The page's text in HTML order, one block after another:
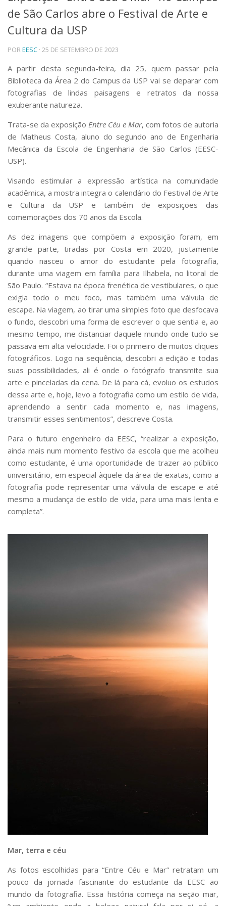
Telefones e Mapas
Pessoas
Ensino
Graduação
Educação a distância
Cursos de Extensão
Pesquisa e Inovação
Centros, Núcleos e Projetos em Rede
Pós-doutorado
Iniciação Científica
Transferência de Tecnologia
Extensão à Comunidade
Projetos, Programas e Cursos
Artes, Cultura e Esportes
Museus e Espaços Interativos
Bibliotecas
Apoio ao Estudante
RH, Administrativo e Financeiro
Outros serviços
Comunicação
Assessorias e Mídias
Aplicativos e Sites
Jornal da USP
Agenda de Eventos
Defesa de Teses
de São Carlos abre o Festival de Arte e
Cultura da USP
POREESC · 25 DE SETEMBRO DE 2023
A partir desta segunda-feira, dia 25, quem passar pela
Biblioteca da Área 2 do Campus da USP vai se deparar com
fotografias de lindas paisagens e retratos da nossa
exuberante natureza.
Trata-se da exposição Entre Céu e Mar, com fotos de autoria
de Matheus Costa, aluno do segundo ano de Engenharia
Mecânica da Escola de Engenharia de São Carlos (EESC-
USP).
Visando estimular a expressão artística na comunidade
acadêmica, a mostra integra o calendário do Festival de Arte
e Cultura da USP e também de exposições das
comemorações dos 70 anos da Escola.
As dez imagens que compõem a exposição foram, em
grande parte, tiradas por Costa em 2020, justamente
quando nasceu o amor do estudante pela fotografia,
durante uma viagem em família para Ilhabela, no litoral de
São Paulo. “Estava na época frenética de vestibulares, o que
exigia todo o meu foco, mas também uma válvula de
escape. Na viagem, ao tirar uma simples foto que desfocava
o fundo, descobri uma forma de escrever o que sentia e, ao
mesmo tempo, me distanciar daquele mundo onde tudo se
passava em alta velocidade. Foi o primeiro de muitos cliques
fotográficos. Logo na sequência, descobri a edição e todas
suas possibilidades, ali é onde o fotógrafo transmite sua
arte e pinceladas da cena. De lá para cá, evoluo os estudos
dessa arte e, hoje, levo a fotografia como um estilo de vida,
aprendendo a sentir cada momento e, nas imagens,
transmitir esses sentimentos”, descreve Costa.
Para o futuro engenheiro da EESC, “realizar a exposição,
ainda mais num momento festivo da escola que me acolheu
como estudante, é uma oportunidade de trazer ao público
universitário, em especial àquele da área de exatas, como a
fotografia pode representar uma válvula de escape e até
mesmo a mudança de estilo de vida, para uma mais lenta e
completa”.
Mar, terra e céu
As fotos escolhidas para “Entre Céu e Mar” retratam um
pouco da jornada fascinante do estudante da EESC ao
mundo da fotografia. Essa história começa na seção mar,